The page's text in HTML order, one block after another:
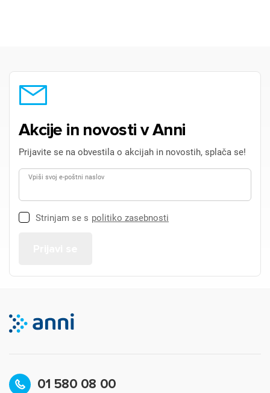
Akcije in novosti v Anni
Prijavite se na obvestila o akcijah in novostih, splača se!
Vpiši svoj e-poštni naslov
Strinjam se s politiko zasebnosti
01 580 08 00